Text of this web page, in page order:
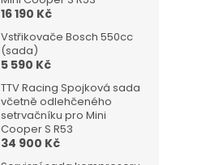
16 190 Kč
Vstřikovače Bosch 550cc
(sada)
5 590 Kč
TTV Racing Spojková sada
včetně odlehčeného
setrvačníku pro Mini
Cooper S R53
34 900 Kč